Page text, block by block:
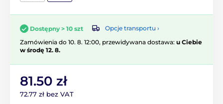
Dostępny > 10 szt
Opcje transportu ›
Zamówienia do 10. 8. 12:00, przewidywana dostawa: u Ciebie
w środę 12. 8.
81.50 zł
72.77 zł bez VAT